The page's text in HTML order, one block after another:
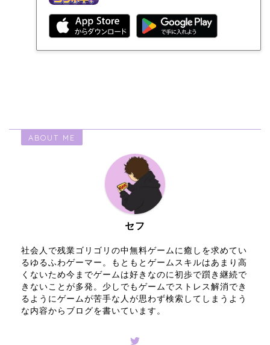
ABOUT ME
セフ
社会人で残業ゴリゴリの中無料ゲームに癒しを求めてい
るゆるふわゲーマー。もともとゲームスキルはあまり高
くないため今までゲームは好きなのに初歩で躓き継続で
きないことが多発。少しでもゲームでストレス解消でき
るようにゲームが苦手な人が思わず検索してしまうよう
な内容からブログを書いています。